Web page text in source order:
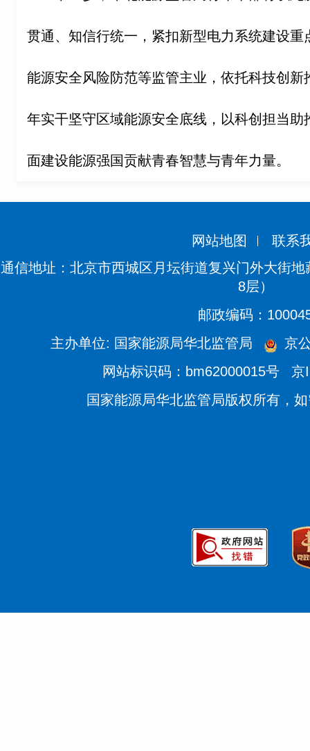
贯通、知信行统一，紧扣新型电力系统建设
能源安全风险防范等监管主业，依托科技创
年实干坚守区域能源安全底线，以科创担当
面建设能源强国贡献青春智慧与青年力量。
网站地图
联系
通信地址：北京市西城区月坛街道复兴门外大街
8层）
邮政编码：
主办单位: 国家能源局华北监管局
京
网站标识码：bm62000015号
京
国家能源局华北监管局版权所有，